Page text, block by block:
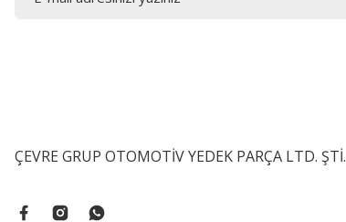
ÇEVRE GRUP OTOMOTİV YEDEK PARÇA LTD. ŞTİ.